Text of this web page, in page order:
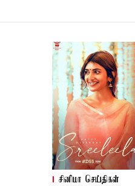
சினிமா செய்திகள்